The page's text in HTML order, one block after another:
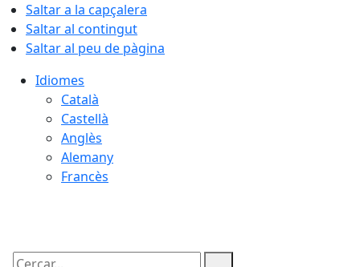
Saltar a la capçalera
Saltar al contingut
Saltar al peu de pàgina
Idiomes
Català
Castellà
Anglès
Alemany
Francès